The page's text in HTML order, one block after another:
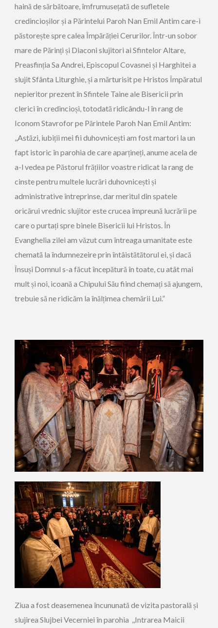
haină de sărbătoare, îmfrumusețată de sufletele
credincioșilor și a Părintelui Paroh Nan Emil Antim care-i
păstorește spre calea Împărăției Cerurilor. Într-un sobor
mare de Părinți și Diaconi slujitori ai Sfintelor Altare,
Preasfinția Sa Andrei, Episcopul Covasnei și Harghitei a
slujit Sfânta Liturghie, și a mărturisit pe Hristos Împăratul
nepieritor prezent în Sfintele Taine ale Bisericii prin
clerici în credincioși, totodată ridicându-l în rang de
Iconom Stavrofor pe Părintele Paroh Nan Emil Antim:
,,Astăzi, iubiții mei fii duhovnicești am fost martori la un
fapt istoric în parohia de care aparțineți, anume acela de
a-l vedea pe Păstorul frățiilor voastre ridicat la rang de
cinste pentru multele lucrări duhovnicești și
administrative întreprinse, dar meritul din spatele
oricărui vrednic slujitor este crucea împreună lucrării pe
care o purtați spre binele Bisericii lui Hristos. În
Evanghelia zilei am văzut cum întreaga umanitate este
chemată la îndumnezeire prin întâistătătorul ei, și dacă
Însuși Domnul s-a făcut începătură în toate, cu atât mai
mult și noi, icoană a Chipului Său fiind chemați să ajungem,
trebuie să ne ridicăm la înălțimea chemării Lui.”
Ziua a fost deasemenea încununată de vizita pastorală și
slujirea Slujbei Vecerniei în parohia ,,Intrarea Maicii